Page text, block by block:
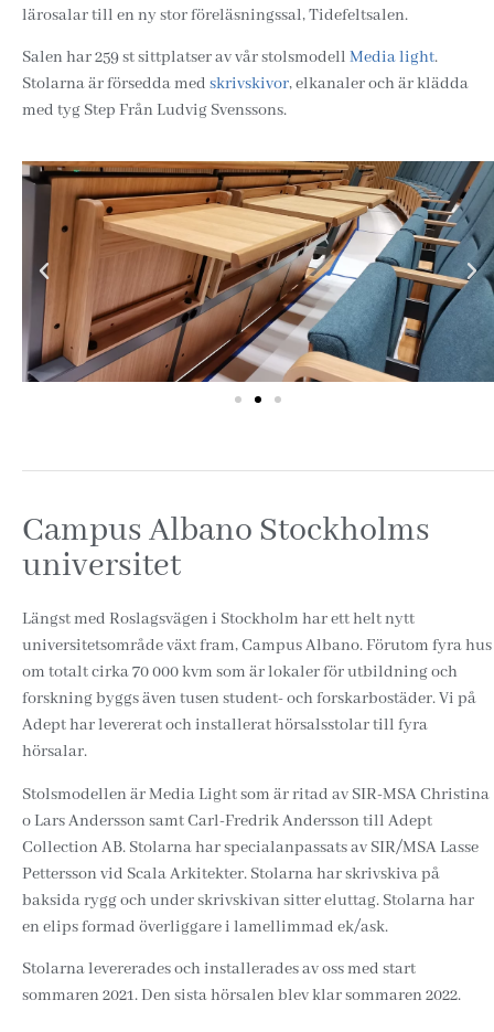
lärosalar till en ny stor föreläsningssal, Tidefeltsalen.
Salen har 259 st sittplatser av vår stolsmodell Media light.
Stolarna är försedda med skrivskivor, elkanaler och är klädda
med tyg Step Från Ludvig Svenssons.
Campus Albano Stockholms
universitet
Längst med Roslagsvägen i Stockholm har ett helt nytt
universitetsområde växt fram, Campus Albano. Förutom fyra hus
om totalt cirka 70 000 kvm som är lokaler för utbildning och
forskning byggs även tusen student- och forskarbostäder. Vi på
Adept har levererat och installerat hörsalsstolar till fyra
hörsalar.
Stolsmodellen är Media Light som är ritad av SIR-MSA Christina
o Lars Andersson samt Carl-Fredrik Andersson till Adept
Collection AB. Stolarna har specialanpassats av SIR/MSA Lasse
Pettersson vid Scala Arkitekter. Stolarna har skrivskiva på
baksida rygg och under skrivskivan sitter eluttag. Stolarna har
en elips formad överliggare i lamellimmad ek/ask.
Stolarna levererades och installerades av oss med start
sommaren 2021. Den sista hörsalen blev klar sommaren 2022.